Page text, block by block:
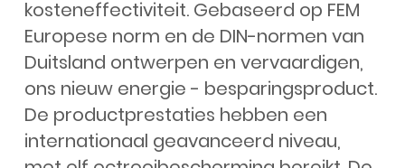
kosteneffectiviteit. Gebaseerd op FEM
Europese norm en de DIN-normen van
Duitsland ontwerpen en vervaardigen,
ons nieuw energie - besparingsproduct.
De productprestaties hebben een
internationaal geavanceerd niveau,